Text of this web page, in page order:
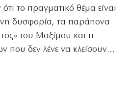
το πραγματικό θέμα είναι
δυσφορία, τα παράπονα
του Μαξίμου και η
που δεν λένε να κλείσουν…